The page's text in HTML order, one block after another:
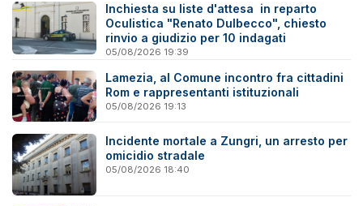
Inchiesta su liste d'attesa in reparto
Oculistica "Renato Dulbecco", chiesto
rinvio a giudizio per 10 indagati
05/08/2026 19:39
Lamezia, al Comune incontro fra cittadini
Rom e rappresentanti istituzionali
05/08/2026 19:13
Incidente mortale a Zungri, un arresto per
omicidio stradale
05/08/2026 18:40